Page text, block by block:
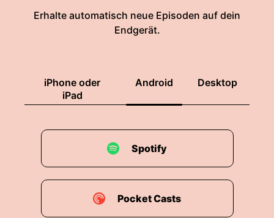
Erhalte automatisch neue Episoden auf dein
Endgerät.
iPhone oder
iPad
Android Desktop
Spotify
Pocket Casts